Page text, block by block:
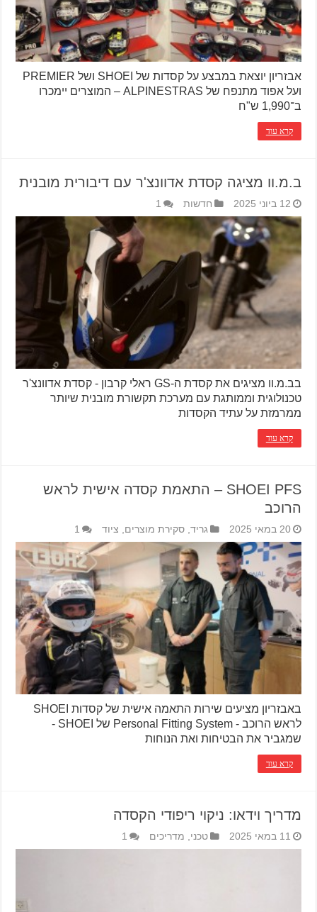
אבזריון יוצאת במבצע על קסדות של SHOEI ושל PREMIER
ועל אפוד מתנפח של ALPINESTRAS – המוצרים יימכרו
ב־1,990 ש"ח
קרא עוד
ב.מ.וו מציגה קסדת אדוונצ'ר עם דיבורית מובנית
12 ביוני 2025 חדשות 1
בב.מ.וו מציגים את קסדת ה-GS ראלי קרבון - קסדת אדוונצ'ר
טכנולוגית וממותגת עם מערכת תקשורת מובנית שיותר
ממרמזת על עתיד הקסדות
קרא עוד
SHOEI PFS – התאמת קסדה אישית לראש
הרוכב
20 במאי 2025 גריד,סקירת מוצרים, ציוד 1
באבזריון מציעים שירות התאמה אישית של קסדות SHOEI
לראש הרוכב - Personal Fitting System של SHOEI -
שמגביר את הבטיחות ואת הנוחות
קרא עוד
מדריך וידאו: ניקוי ריפודי הקסדה
11 במאי 2025 טכני מדריכים 1